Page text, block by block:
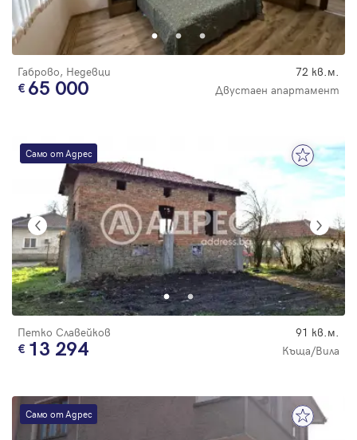
Габрово, Недевци 72 кв.м.
65 000 Двустаен апартамент
Само от Адрес
Петко Славейков 91 кв.м.
13 294 Къща/Вила
Само от Адрес
Парола
Забравена парола
Регистрация